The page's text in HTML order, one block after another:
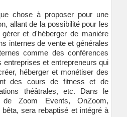
chose à proposer pour une
allant de la possibilité pour les
et d'héberger de manière
internes de vente et générales
comme des conférences
entreprises et entrepreneurs qui
héberger et monétiser des
des cours de fitness et de
théâtrales, etc. Dans le
Zoom Events, OnZoom,
sera rebaptisé et intégré à